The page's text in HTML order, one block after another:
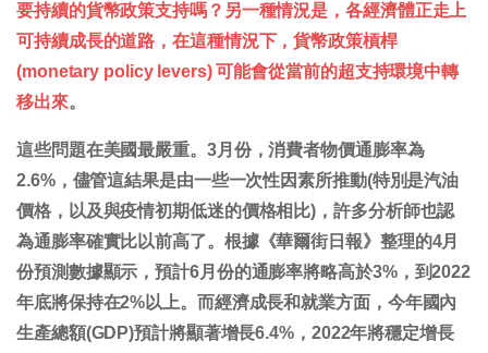
要持續的貨幣政策支持嗎？另一種情況是，各經濟體正走上
可持續成長的道路，在這種情況下，貨幣政策槓桿
(monetary policy levers) 可能會從當前的超支持環境中轉
移出來。
這些問題在美國最嚴重。3月份，消費者物價通膨率為
2.6%，儘管這結果是由一些一次性因素所推動(特別是汽油
價格，以及與疫情初期低迷的價格相比)，許多分析師也認
為通膨率確實比以前高了。根據《華爾街日報》整理的4月
份預測數據顯示，預計6月份的通膨率將略高於3%，到2022
年底將保持在2%以上。而經濟成長和就業方面，今年國內
生產總額(GDP)預計將顯著增長6.4%，2022年將穩定增長